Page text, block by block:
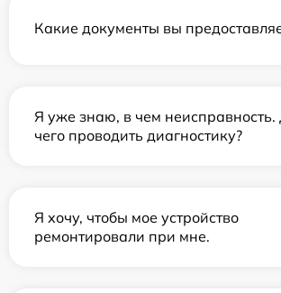
Какие документы вы
Я уже знаю, в чем неисправность.
чего проводить диагностику?
Я хочу, чтобы мое устройство
ремонтировали при мне.